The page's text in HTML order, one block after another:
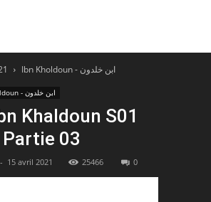
Ibn Kholdoun - ابن خلدون
Ibn Kholdoun - ابن خلدون
Khaldoun S01
03
- 15 avril 2021 25466 0